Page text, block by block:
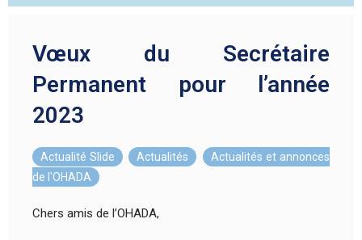
Vœux du Secrétaire
Permanent pour l’année
2023
Actualité Slide , Actualités
Actualités et annonces
de l'OHADA
Chers amis de l’OHADA,